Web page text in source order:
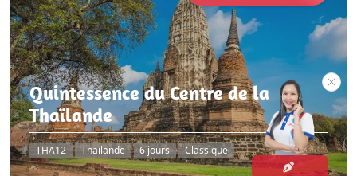
Quintessence du Centre de la
Thaïlande
THA12 Thaïlande 6 jours Classique